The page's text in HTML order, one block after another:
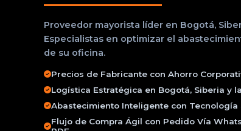
Proveedor mayorista líder en Bogotá,
Especialistas en optimizar el
de su oficina.
Precios de Fabricante con Ahorro
Logística Estratégica en Bogotá, Siberia y
Abastecimiento Inteligente con Tecnología
Flujo de Compra Ágil con Pedido Vía